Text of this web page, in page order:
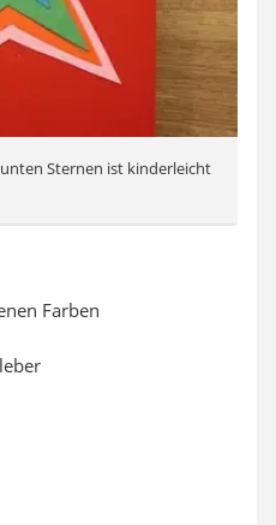
Sternen ist kinderleicht
Farben